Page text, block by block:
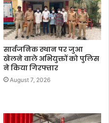
सार्वजनिक स्थान पर जुआ
खेलने वाले अभियुक्तों को पुलिस
ने किया गिरफ्तार
August 7, 2026